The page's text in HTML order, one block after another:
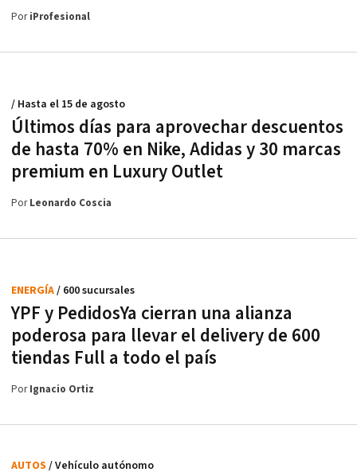
PoriProfesional
Últimos días para aprovechar descuentos
de hasta 70% en Nike, Adidas y 30 marcas
premium en Luxury Outlet
/ Hasta el 15 de agosto
PorLeonardo Coscia
YPF y PedidosYa cierran una alianza
poderosa para llevar el delivery de 600
tiendas Full a todo el país
ENERGÍA/ 600 sucursales
PorIgnacio Ortiz
AUTOS / Vehículo autónomo